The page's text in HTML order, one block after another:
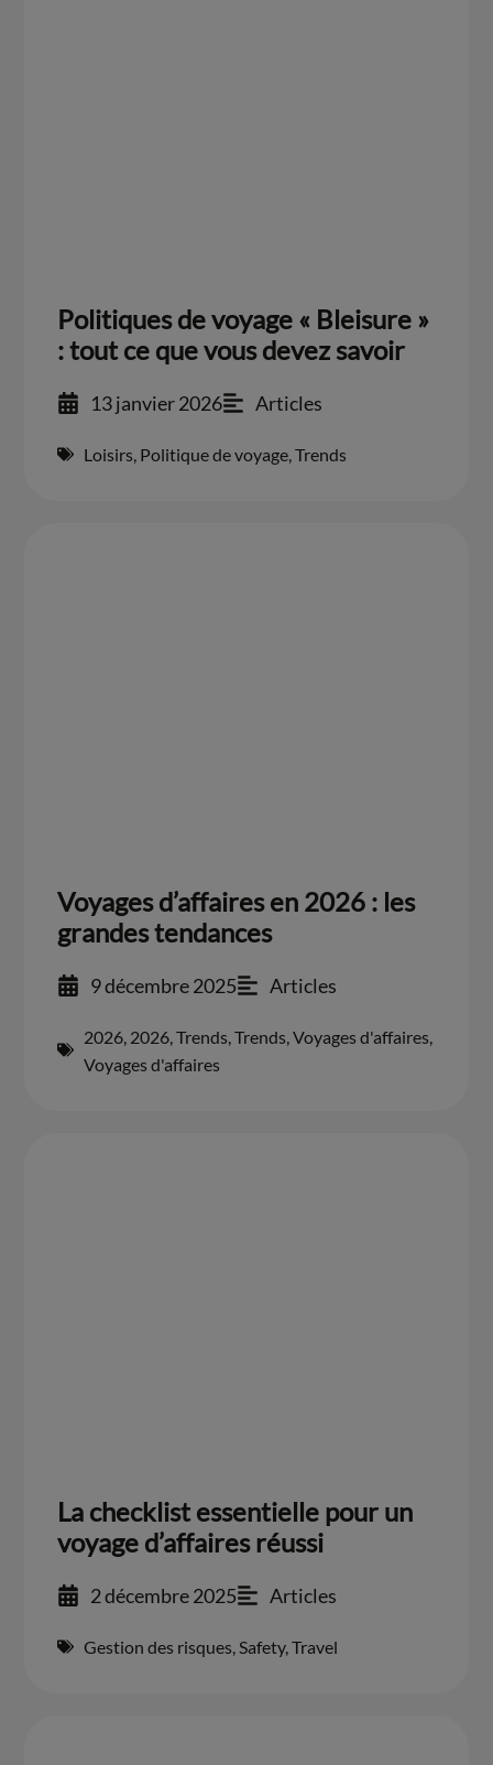
Politiques de voyage « Bleisure »
: tout ce que vous devez savoir
13 janvier 2026 Articles
Loisirs Politique de voyage ,Trends
Voyages d’affaires en 2026 : les
grandes tendances
9 décembre 2025 Articles
2026 2026 ,Trends ,Trends ,Voyages d'affaires
Voyages d'affaires
La checklist essentielle pour un
voyage d’affaires réussi
2 décembre 2025 Articles
Gestion des risques Safety,Travel